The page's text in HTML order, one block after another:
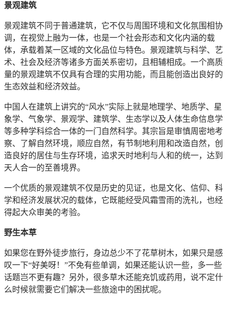
景观建筑
景观建筑不同于普通建筑，它不仅与周围环境和文化氛围相协
调，在视觉上融为一体，也是一个社会形态和文化内涵的载
体，承载着某一区域的文化品位与特色。景观建筑与科学、艺
术、社会及经济等诸多方面关系密切，且相辅相成。一个高质
量的景观建筑不仅具有合理的实用功能，而且能创造出良好的
生态效益和经济效益。
中国人在建筑上讲究的“风水”实际上就是地理学、地质学、星
象学、气象学、景观学、建筑学、生态学以及人体生命信息学
等多种学科综合一体的一门自然科学。其宗旨是审慎周密地考
察、了解自然环境，顺应自然，有节制地利用和改造自然，创
造良好的居住与生存环境，追求天时地利与人和的统一，达到
天人合一的至善境界。
一个优质的景观建筑不仅是历史的见证，也是文化、信仰、科
学和经济发展状况的载体，它既能经受风霜雪雨的洗礼，也经
得起大众审美的考验。
野生本草
如果您在野外徒步旅行，身边总少不了花草树木，如果只是感
叹一下“好美呀！”不免有些单调，如果还能认识一些，多一些
话题岂不更有趣？另外，很多草木还能充饥或药用，说不定什
么时候就需要它们解决一些旅途中的困扰呢。